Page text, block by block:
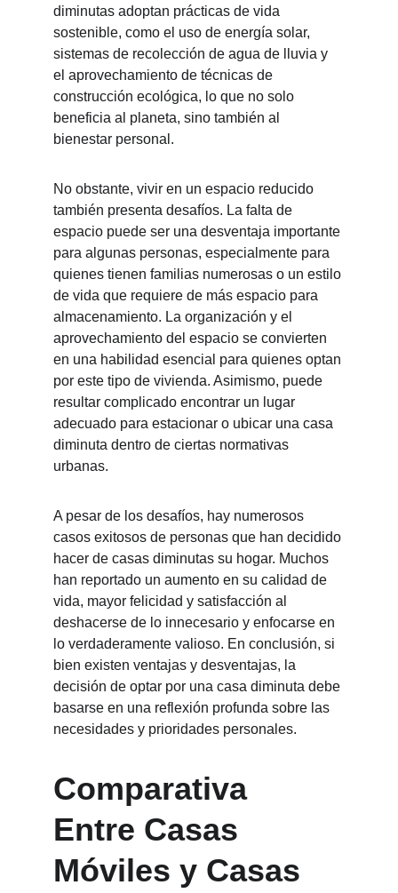
diminutas adoptan prácticas de vida
sostenible, como el uso de energía solar,
sistemas de recolección de agua de lluvia y
el aprovechamiento de técnicas de
construcción ecológica, lo que no solo
beneficia al planeta, sino también al
bienestar personal.
No obstante, vivir en un espacio reducido
también presenta desafíos. La falta de
espacio puede ser una desventaja importante
para algunas personas, especialmente para
quienes tienen familias numerosas o un estilo
de vida que requiere de más espacio para
almacenamiento. La organización y el
aprovechamiento del espacio se convierten
en una habilidad esencial para quienes optan
por este tipo de vivienda. Asimismo, puede
resultar complicado encontrar un lugar
adecuado para estacionar o ubicar una casa
diminuta dentro de ciertas normativas
urbanas.
A pesar de los desafíos, hay numerosos
casos exitosos de personas que han decidido
hacer de casas diminutas su hogar. Muchos
han reportado un aumento en su calidad de
vida, mayor felicidad y satisfacción al
deshacerse de lo innecesario y enfocarse en
lo verdaderamente valioso. En conclusión, si
bien existen ventajas y desventajas, la
decisión de optar por una casa diminuta debe
basarse en una reflexión profunda sobre las
necesidades y prioridades personales.
Comparativa
Entre Casas
Móviles y Casas